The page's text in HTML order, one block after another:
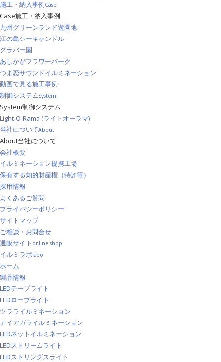
施工・納入事例Case
Case施工・納入事例
九州グリーンランド遊園地
江の島シーキャンドル
グラバー園
あしかがフラワーパーク
つま恋サウンドイルミネーション
動画で見る施工事例
制御システムSystem
System制御システム
Light-O-Rama (ライトオーラマ)
当社についてAbout
About当社について
会社概要
イルミネーション提携工場
保有する知的財産権（特許等）
採用情報
よくあるご質問
プライバシーポリシー
サイトマップ
ご相談・お問合せ
通販サイト online shop
イルミラボlabo
ホーム
製品情報
LEDテープライト
LEDロープライト
ツラライルミネーション
ナイアガライルミネーション
LEDネットイルミネーション
LEDストリームライト
LEDストリングスライト